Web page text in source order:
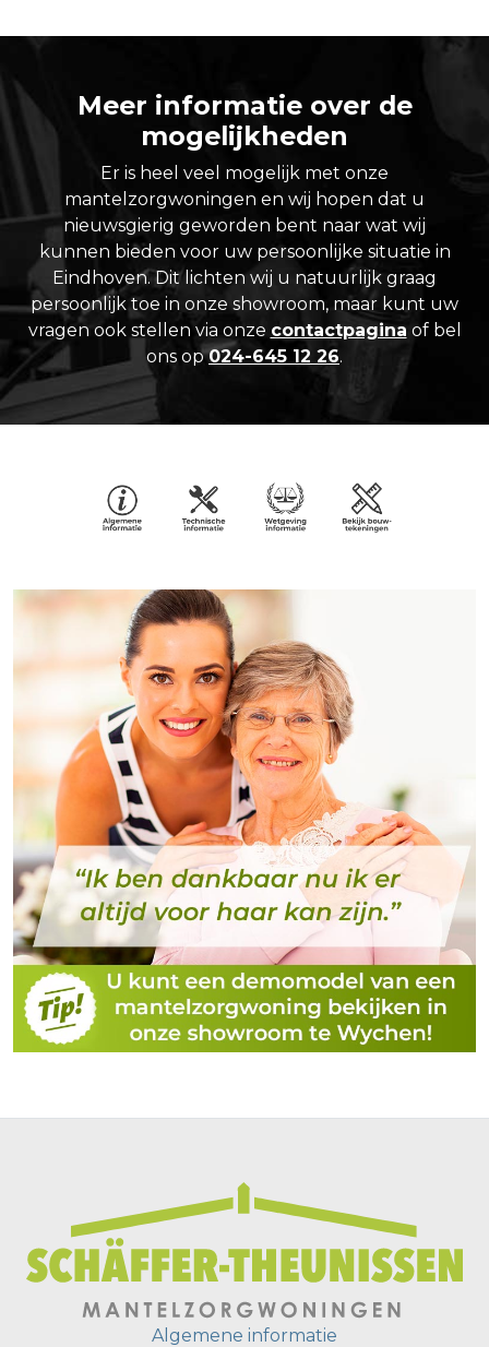
Meer informatie over de
mogelijkheden
Er is heel veel mogelijk met onze
mantelzorgwoningen en wij hopen dat u
nieuwsgierig geworden bent naar wat wij
kunnen bieden voor uw persoonlijke situatie in
Eindhoven. Dit lichten wij u natuurlijk graag
persoonlijk toe in onze showroom, maar kunt uw
vragen ook stellen via onze contactpagina of bel
ons op024-645 12 26.
Algemene informatie